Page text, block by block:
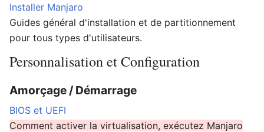
Installer Manjaro
Guides général d'installation et de partitionnement
pour tous types d'utilisateurs.
Personnalisation et Configuration
Amorçage / Démarrage
BIOS et UEFI
Comment activer la virtualisation, exécutez Manjaro